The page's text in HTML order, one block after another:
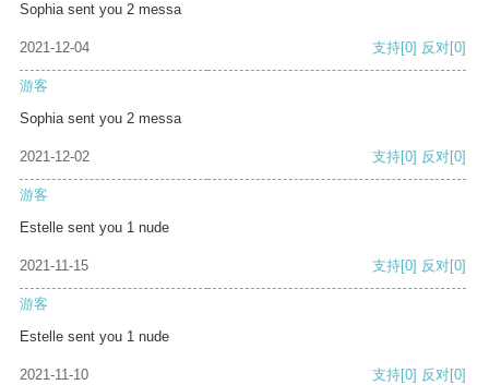
Sophia sent you 2 messa
2021-12-04 支持[0] 反对[0]
游客
Sophia sent you 2 messa
2021-12-02 支持[0] 反对[0]
游客
Estelle sent you 1 nude
2021-11-15 支持[0] 反对[0]
游客
Estelle sent you 1 nude
2021-11-10 支持[0] 反对[0]